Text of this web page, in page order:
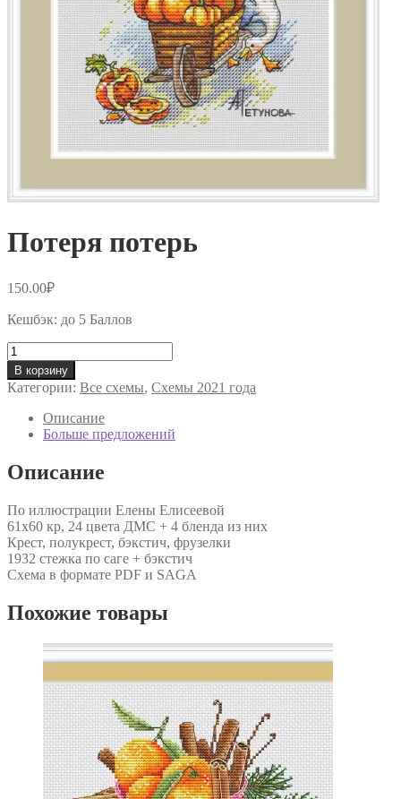
Потеря потерь
150.00₽
Кешбэк: до 5 Баллов
Количество
товара
Потеря
потерь
В корзину
Категории: Все схемы, Схемы 2021 года
Описание
Больше предложений
Описание
По иллюстрации Елены Елисеевой
61х60 кр, 24 цвета ДМС + 4 бленда из них
Крест, полукрест, бэкстич, фрузелки
1932 стежка по саге + бэкстич
Схема в формате PDF и SAGA
Похожие товары